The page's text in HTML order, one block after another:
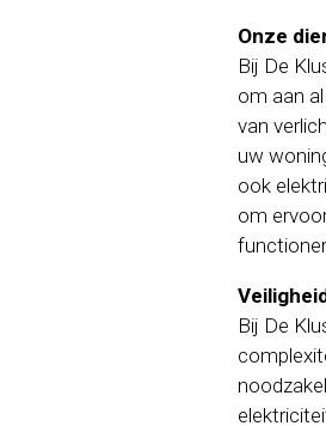
Onze
Bij De
om aan
van
uw
ook
om
Bij De